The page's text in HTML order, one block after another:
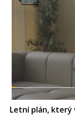
Letní plán, který